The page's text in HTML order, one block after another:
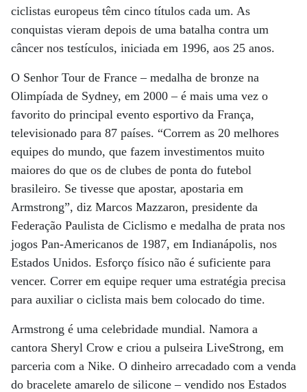
ciclistas europeus têm cinco títulos cada um. As
conquistas vieram depois de uma batalha contra um
câncer nos testículos, iniciada em 1996, aos 25 anos.
O Senhor Tour de France – medalha de bronze na
Olimpíada de Sydney, em 2000 – é mais uma vez o
favorito do principal evento esportivo da França,
televisionado para 87 países. “Correm as 20 melhores
equipes do mundo, que fazem investimentos muito
maiores do que os de clubes de ponta do futebol
brasileiro. Se tivesse que apostar, apostaria em
Armstrong”, diz Marcos Mazzaron, presidente da
Federação Paulista de Ciclismo e medalha de prata nos
jogos Pan-Americanos de 1987, em Indianápolis, nos
Estados Unidos. Esforço físico não é suficiente para
vencer. Correr em equipe requer uma estratégia precisa
para auxiliar o ciclista mais bem colocado do time.
Armstrong é uma celebridade mundial. Namora a
cantora Sheryl Crow e criou a pulseira LiveStrong, em
parceria com a Nike. O dinheiro arrecadado com a venda
do bracelete amarelo de silicone – vendido nos Estados